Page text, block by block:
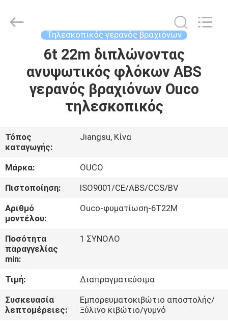
ΠΡΟΪΌΝΤΑ
ΕΜΦΆΝΙΣΗ
VR
ΣΧΕΤΙΚΆ
ΜΕ
ΕΜΆΣ
ΣΤΟ
ΕΡΓΟΣΤΆΣΙΟ
GROUP
Τηλεσκοπικός γερανός βραχιόνων
6t 22m διπλώνοντας
ανυψωτικός φλόκων ABS
γερανός βραχιόνων Ouco
τηλεσκοπικός
Τόπος
καταγωγής:
Jiangsu, Κίνα
Μάρκα:
OUCO
Πιστοποίηση:
ISO9001/CE/ABS/CCS/BV
Αριθμό
μοντέλου:
Ouco-φυματίωση-6T22M
Ποσότητα
παραγγελίας
min:
1 ΣΥΝΟΛΟ
Τιμή:
Διαπραγματεύσιμα
Συσκευασία
λεπτομέρειες:
Εμπορευματοκιβώτιο αποστολής/
Ξύλινο κιβώτιο/γυμνό